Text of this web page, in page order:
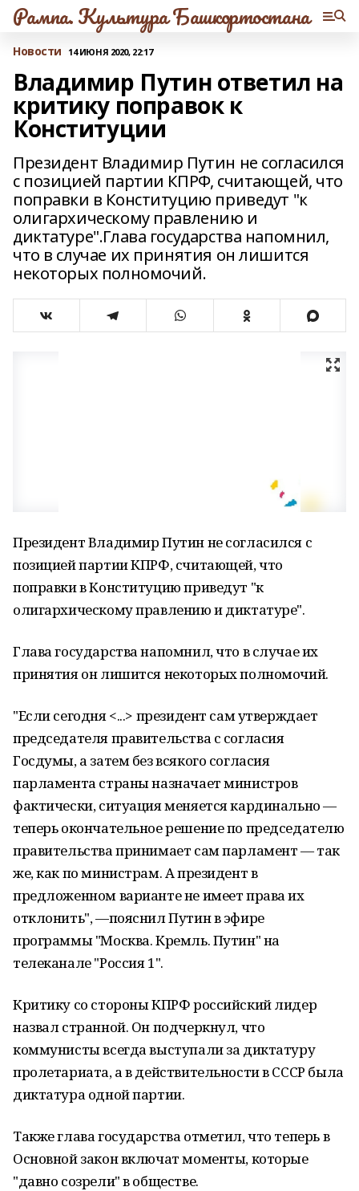
Рампа. Культура Башкортостана
Новости 14 ИЮНЯ 2020, 22:17
Владимир Путин ответил на
критику поправок к
Конституции
Президент Владимир Путин не согласился
с позицией партии КПРФ, считающей, что
поправки в Конституцию приведут "к
олигархическому правлению и
диктатуре".Глава государства напомнил,
что в случае их принятия он лишится
некоторых полномочий.
Президент Владимир Путин не согласился с
позицией партии КПРФ, считающей, что
поправки в Конституцию приведут "к
олигархическому правлению и диктатуре".
Глава государства напомнил, что в случае их
принятия он лишится некоторых полномочий.
"Если сегодня <...> президент сам утверждает
председателя правительства с согласия
Госдумы, а затем без всякого согласия
парламента страны назначает министров
фактически, ситуация меняется кардинально —
теперь окончательное решение по председателю
правительства принимает сам парламент — так
же, как по министрам. А президент в
предложенном варианте не имеет права их
отклонить", —пояснил Путин в эфире
программы "Москва. Кремль. Путин" на
телеканале "Россия 1".
Критику со стороны КПРФ российский лидер
назвал странной. Он подчеркнул, что
коммунисты всегда выступали за диктатуру
пролетариата, а в действительности в СССР была
диктатура одной партии.
Также глава государства отметил, что теперь в
Основной закон включат моменты, которые
"давно созрели" в обществе.